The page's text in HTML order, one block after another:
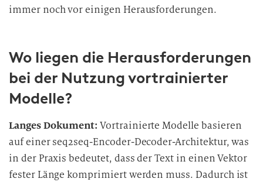
immer noch vor einigen Herausforderungen.
Wo liegen die Herausforderungen
bei der Nutzung vortrainierter
Modelle?
Langes Dokument:Vortrainierte Modelle basieren
auf einer seq2seq-Encoder-Decoder-Architektur, was
in der Praxis bedeutet, dass der Text in einen Vektor
fester Länge komprimiert werden muss. Dadurch ist